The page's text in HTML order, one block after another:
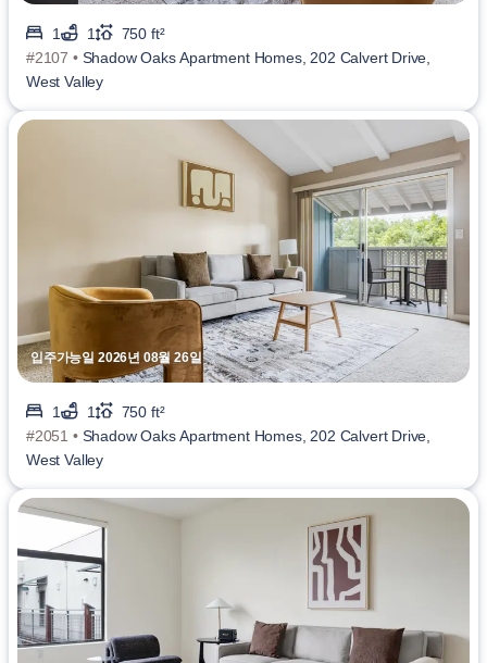
1 1
750 ft²
#2107 • Shadow Oaks Apartment Homes, 202 Calvert Drive,
West Valley
입주가능일 2026년 08월 26일
1 1
750 ft²
#2051 • Shadow Oaks Apartment Homes, 202 Calvert Drive,
West Valley